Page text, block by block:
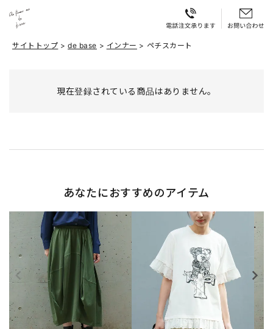
サイトトップ de base インナー ペチスカート
現在登録されている商品はありません。
あなたにおすすめのアイテム